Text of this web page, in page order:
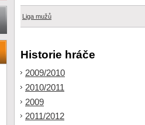
Liga mužů
Historie hráče
2009/2010
2010/2011
2009
2011/2012